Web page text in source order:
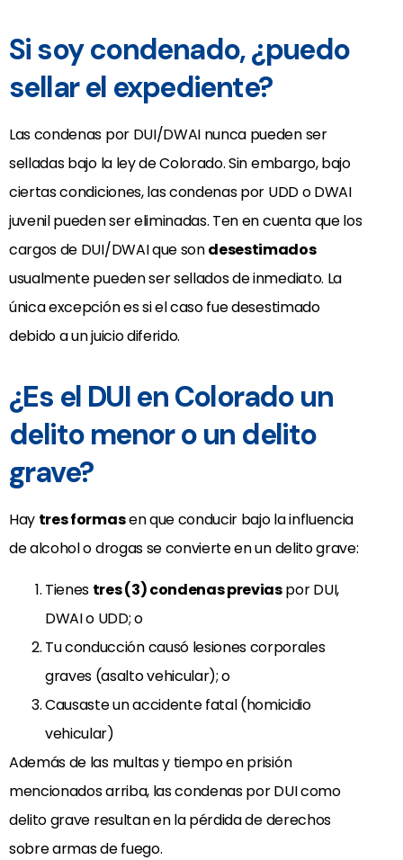
Si soy condenado, ¿puedo
sellar el expediente?
Las condenas por DUI/DWAI nunca pueden ser
selladas bajo la ley de Colorado. Sin embargo, bajo
ciertas condiciones, las condenas por UDD o DWAI
juvenil pueden ser eliminadas. Ten en cuenta que los
cargos de DUI/DWAI que sondesestimados
usualmente pueden ser sellados de inmediato. La
única excepción es si el caso fue desestimado
debido a un juicio diferido.
¿Es el DUI en Colorado un
delito menor o un delito
grave?
Hay tres formasen que conducir bajo la influencia
de alcohol o drogas se convierte en un delito grave:
Tienes tres (3) condenas previaspor DUI,
DWAI o UDD; o
Tu conducción causó lesiones corporales
graves (asalto vehicular); o
Causaste un accidente fatal (homicidio
vehicular)
Además de las multas y tiempo en prisión
mencionados arriba, las condenas por DUI como
delito grave resultan en la pérdida de derechos
sobre armas de fuego.